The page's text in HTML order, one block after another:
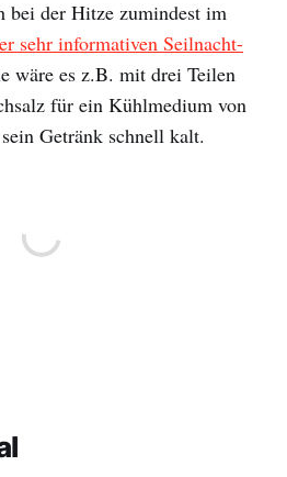
bei der Hitze zumindest im
sehr informativen Seilnacht-
wäre es z.B. mit drei Teilen
für ein Kühlmedium von
Getränk schnell kalt.